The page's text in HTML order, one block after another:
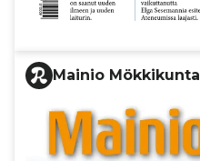
Mainio Mökkikunta